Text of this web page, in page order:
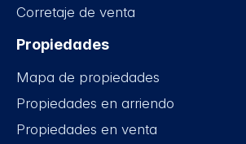
Corretaje de venta
Propiedades
Mapa de propiedades
Propiedades en arriendo
Propiedades en venta